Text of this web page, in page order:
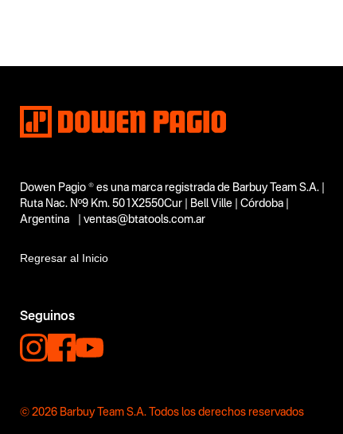
Dowen Pagio ® es una marca registrada de Barbuy Team S.A. |
Ruta Nac. Nº9 Km. 501X2550Cur | Bell Ville | Córdoba |
Argentina | ventas@btatools.com.ar
Regresar al Inicio
Seguinos
© 2026 Barbuy Team S.A. Todos los derechos reservados